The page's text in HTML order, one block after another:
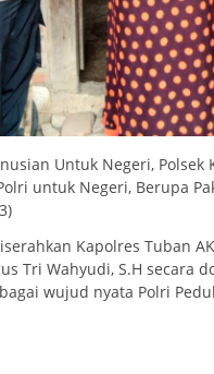
Untuk Negeri, Polsek
untuk Negeri, Berupa
Kapolres Tuban
Tri Wahyudi, S.H secara
wujud nyata Polri